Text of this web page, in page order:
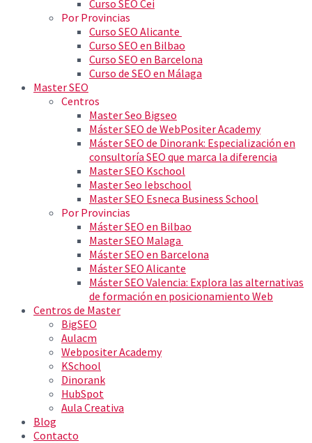
Curso SEO Cei
Por Provincias
Curso SEO Alicante
Curso SEO en Bilbao
Curso SEO en Barcelona
Curso de SEO en Málaga
Master SEO
Centros
Master Seo Bigseo
Máster SEO de WebPositer Academy
Máster SEO de Dinorank: Especialización en
consultoría SEO que marca la diferencia
Master SEO Kschool
Master Seo Iebschool
Master SEO Esneca Business School
Por Provincias
Máster SEO en Bilbao
Master SEO Malaga
Máster SEO en Barcelona
Máster SEO Alicante
Máster SEO Valencia: Explora las alternativas
de formación en posicionamiento Web
Centros de Master
BigSEO
Aulacm
Webpositer Academy
KSchool
Dinorank
HubSpot
Aula Creativa
Blog
Contacto